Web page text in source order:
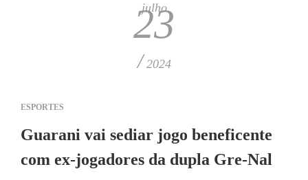
julho
23
/ 2024
ESPORTES
Guarani vai sediar jogo beneficente
com ex-jogadores da dupla Gre-Nal